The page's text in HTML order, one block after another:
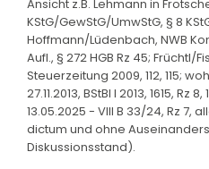
Ansicht z.B. Lehmann in
KStG/GewStG/UmwStG, § 8
Hoffmann/Lüdenbach, NWB
Aufl., § 272 HGB Rz 45; Früchtl/
Steuerzeitung 2009, 112, 115;
27.11.2013, BStBl I 2013, 1615,
13.05.2025 - VIII B 33/24, Rz 7,
dictum und ohne
Diskussionsstand).